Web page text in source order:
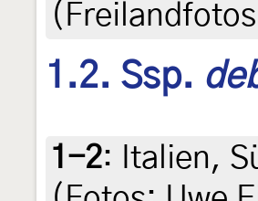
1.2. Ssp.
1-2:
Italien,